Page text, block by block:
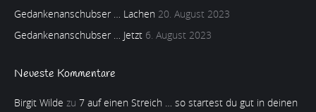
Gedankenanschubser … Lachen 20. August 2023
Gedankenanschubser … Jetzt 6. August 2023
Neueste Kommentare
Birgit Wilde zu 7 auf einen Streich … so startest du gut in deinen